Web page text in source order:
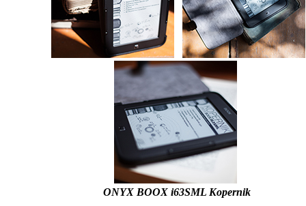
ONYX BOOX i63SML Kopernik